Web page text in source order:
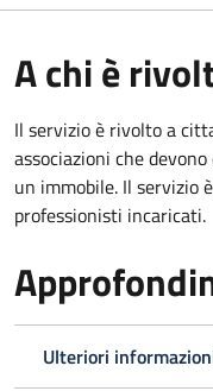
A chi è
Il servizio è rivolto a
associazioni che
un immobile. Il servizio
professionisti incaricati.
Ulteriori